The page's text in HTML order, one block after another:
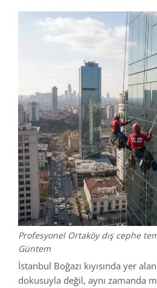
Profesyonel Ortaköy dış cephe
Güntem
İstanbul Boğazı kıyısında yer
dokusuyla değil, aynı zamanda